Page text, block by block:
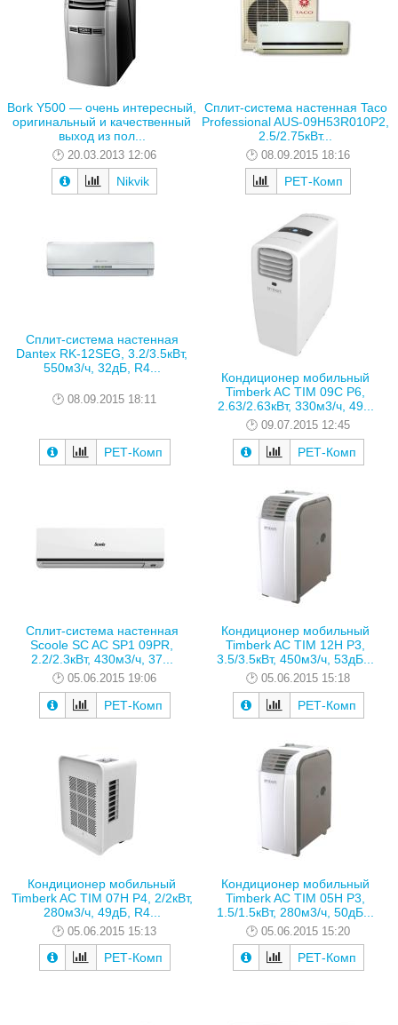
Bork Y500 — очень интересный,
оригинальный и качественный
выход из пол...
20.03.2013 12:06
Nikvik
Сплит-система настенная Taco
Prоfessional AUS-09H53R010P2,
2.5/2.75кВт...
08.09.2015 18:16
РЕТ-Комп
Сплит-система настенная
Dantex RK-12SEG, 3.2/3.5кВт,
550м3/ч, 32дБ, R4...
08.09.2015 18:11
РЕТ-Комп
Кондиционер мобильный
Timberk AC TIM 09C P6,
2.63/2.63кВт, 330м3/ч, 49...
09.07.2015 12:45
РЕТ-Комп
Сплит-система настенная
Scoole SC AC SP1 09PR,
2.2/2.3кВт, 430м3/ч, 37...
05.06.2015 19:06
РЕТ-Комп
Кондиционер мобильный
Timberk AC TIM 12H P3,
3.5/3.5кВт, 450м3/ч, 53дБ...
05.06.2015 15:18
РЕТ-Комп
Кондиционер мобильный
Timberk AC TIM 07H P4, 2/2кВт,
280м3/ч, 49дБ, R4...
05.06.2015 15:13
РЕТ-Комп
Кондиционер мобильный
Timberk AC TIM 05H P3,
1.5/1.5кВт, 280м3/ч, 50дБ...
05.06.2015 15:20
РЕТ-Комп